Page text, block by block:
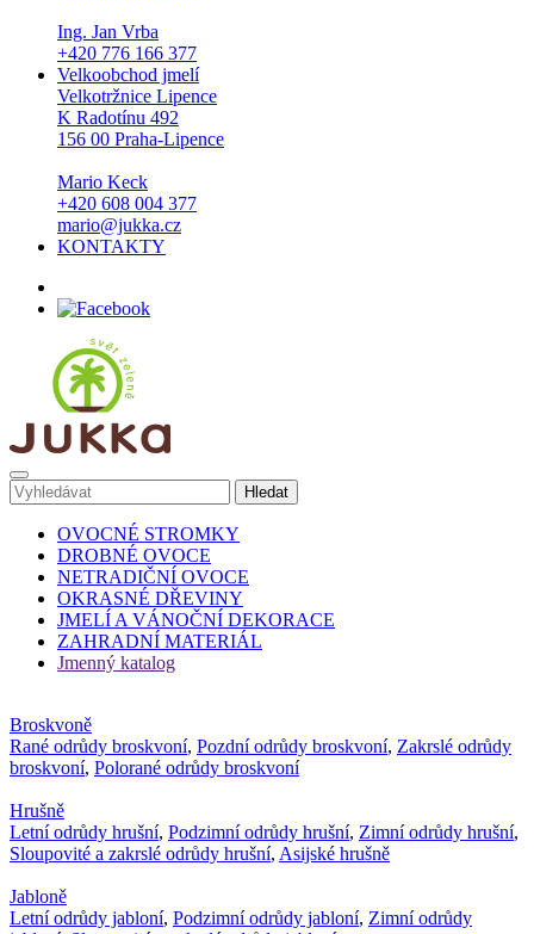
Ing. Jan Vrba
+420 776 166 377
Velkoobchod jmelí
Velkotržnice Lipence
K Radotínu 492
156 00 Praha-Lipence
Mario Keck
+420 608 004 377
mario@jukka.cz
KONTAKTY
OVOCNÉ STROMKY
DROBNÉ OVOCE
NETRADIČNÍ OVOCE
OKRASNÉ DŘEVINY
JMELÍ A VÁNOČNÍ DEKORACE
ZAHRADNÍ MATERIÁL
Jmenný katalog
Broskvoně
Rané odrůdy broskvoní, Pozdní odrůdy broskvoní, Zakrslé odrůdy
broskvoní, Polorané odrůdy broskvoní
Hrušně
Letní odrůdy hrušní, Podzimní odrůdy hrušní, Zimní odrůdy hrušní,
Sloupovité a zakrslé odrůdy hrušní, Asijské hrušně
Jabloně
Letní odrůdy jabloní, Podzimní odrůdy jabloní, Zimní odrůdy